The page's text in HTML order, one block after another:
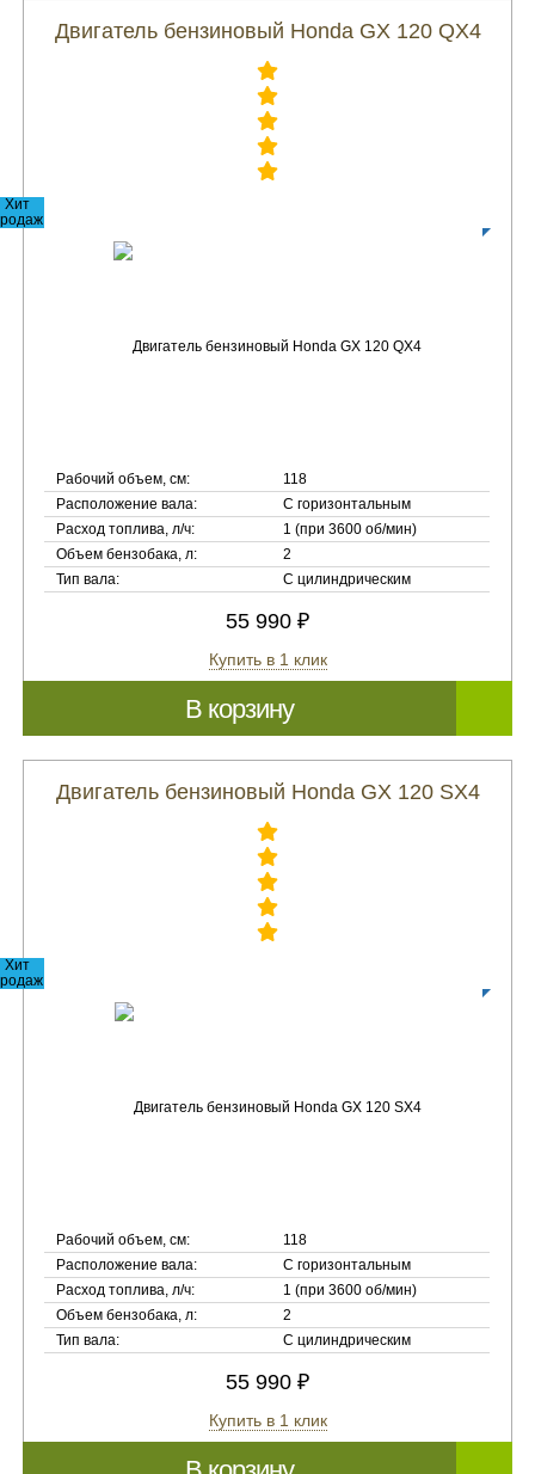
Двигатель бензиновый Honda GX 120 QX4
Хит
Рабочий объем, см:
118
Расположение вала:
С горизонтальным
Расход топлива, л/ч:
1 (при 3600 об/мин)
Объем бензобака, л:
2
Тип вала:
С цилиндрическим
55 990 ₽
Купить в 1 клик
В корзину
Двигатель бензиновый Honda GX 120 SX4
Хит
Рабочий объем, см:
118
Расположение вала:
С горизонтальным
Расход топлива, л/ч:
1 (при 3600 об/мин)
Объем бензобака, л:
2
Тип вала:
С цилиндрическим
55 990 ₽
Купить в 1 клик